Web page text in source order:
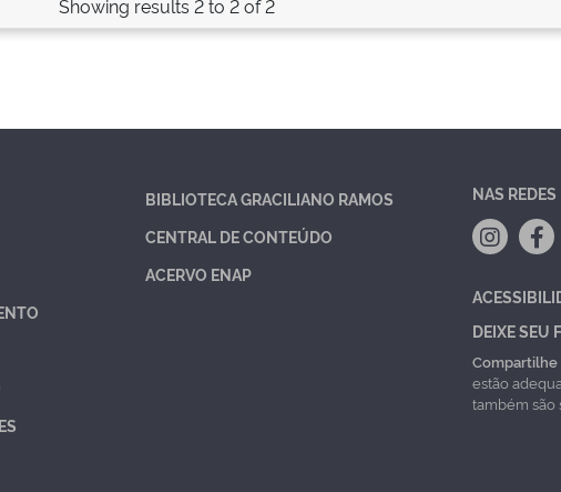
Showing results 2 to 2 of 2
BIBLIOTECA GRACILIANO RAMOS
CENTRAL DE CONTEÚDO
ACERVO ENAP
NAS REDES
DEIXE SEU
Compartilhe
estão
também são